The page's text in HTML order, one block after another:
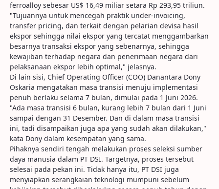
ferroalloy sebesar US$ 16,49 miliar setara Rp 293,95 triliun.
"Tujuannya untuk mencegah praktik under-invoicing,
transfer pricing, dan terkait dengan pelarian devisa hasil
ekspor sehingga nilai ekspor yang tercatat menggambarkan
besarnya transaksi ekspor yang sebenarnya, sehingga
kewajiban terhadap negara dan penerimaan negara dari
pelaksanaan ekspor lebih optimal," jelasnya.
Di lain sisi, Chief Operating Officer (COO) Danantara Dony
Oskaria mengatakan masa transisi menuju implementasi
penuh berlaku selama 7 bulan, dimulai pada 1 Juni 2026.
"Ada masa transisi 6 bulan, kurang lebih 7 bulan dari 1 Juni
sampai dengan 31 Desember. Dan di dalam masa transisi
ini, tadi disampaikan juga apa yang sudah akan dilakukan,"
kata Dony dalam kesempatan yang sama.
Pihaknya sendiri tengah melakukan proses seleksi sumber
daya manusia dalam PT DSI. Targetnya, proses tersebut
selesai pada pekan ini. Tidak hanya itu, PT DSI juga
menyiapkan serangkaian teknologi mumpuni sebelum